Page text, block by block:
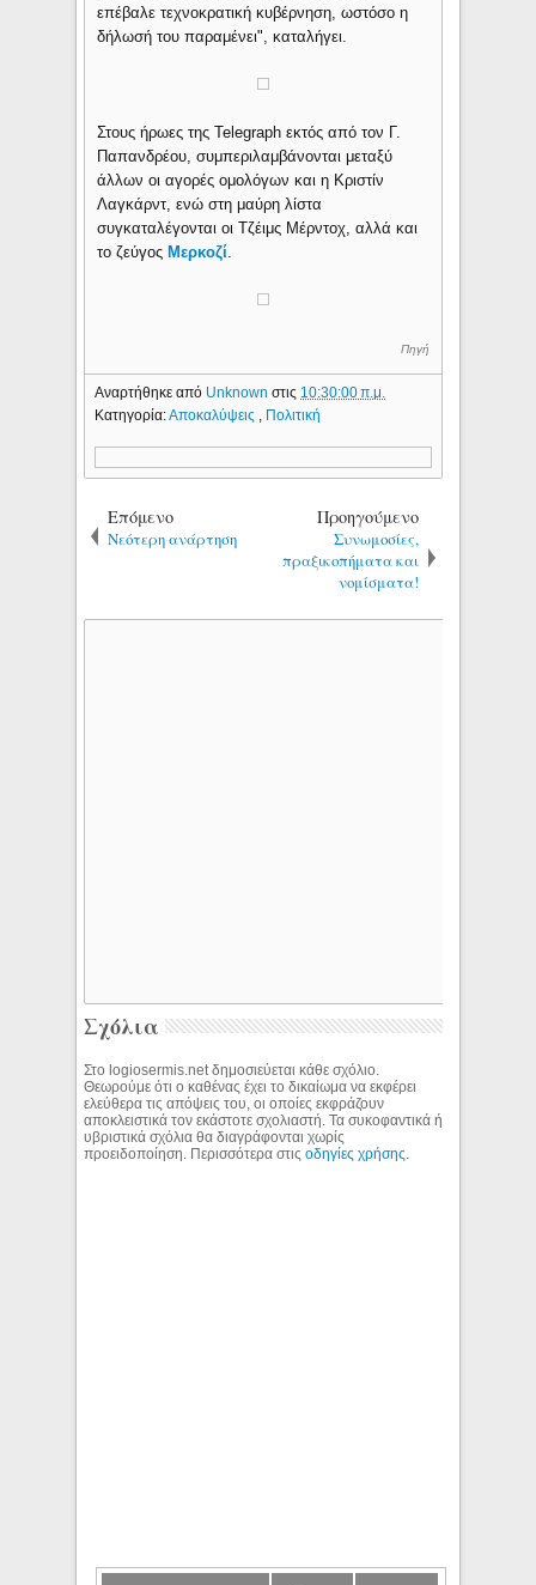
επέβαλε τεχνοκρατική κυβέρνηση, ωστόσο η
δήλωσή του παραμένει", καταλήγει.
Στους ήρωες της Telegraph εκτός από τον Γ.
Παπανδρέου, συμπεριλαμβάνονται μεταξύ
άλλων οι αγορές ομολόγων και η Κριστίν
Λαγκάρντ, ενώ στη μαύρη λίστα
συγκαταλέγονται οι Τζέιμς Μέρντοχ, αλλά και
το ζεύγος Μερκοζί.
Πηγή
Αναρτήθηκε από Unknownστις 10:30:00 π.μ.
Κατηγορία:Αποκαλύψεις , Πολιτική
Επόμενο
Νεότερη ανάρτηση
Προηγούμενο
Συνωμοσίες,
πραξικοπήματα και
νομίσματα!
Σχόλια
Στο logiosermis.net δημοσιεύεται κάθε σχόλιο.
Θεωρούμε ότι ο καθένας έχει το δικαίωμα να εκφέρει
ελεύθερα τις απόψεις του, οι οποίες εκφράζουν
αποκλειστικά τον εκάστοτε σχολιαστή. Τα συκοφαντικά ή
υβριστικά σχόλια θα διαγράφονται χωρίς
προειδοποίηση. Περισσότερα στιςοδηγίες χρήσης.